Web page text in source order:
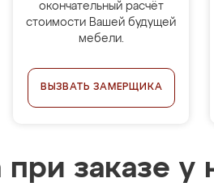
окончательный расчёт
стоимости Вашей будущей
мебели.
ВЫЗВАТЬ ЗАМЕРЩИКА
заказе у